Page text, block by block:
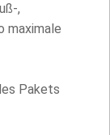
,
maximale
Pakets